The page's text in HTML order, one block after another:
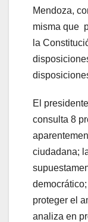
Mendoza,
misma que
la
El
consulta 8
ciudadana;
proteger el
analiza en